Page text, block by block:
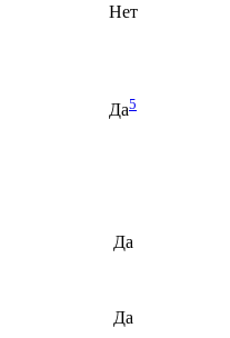
Нет
Да5
Да
Да